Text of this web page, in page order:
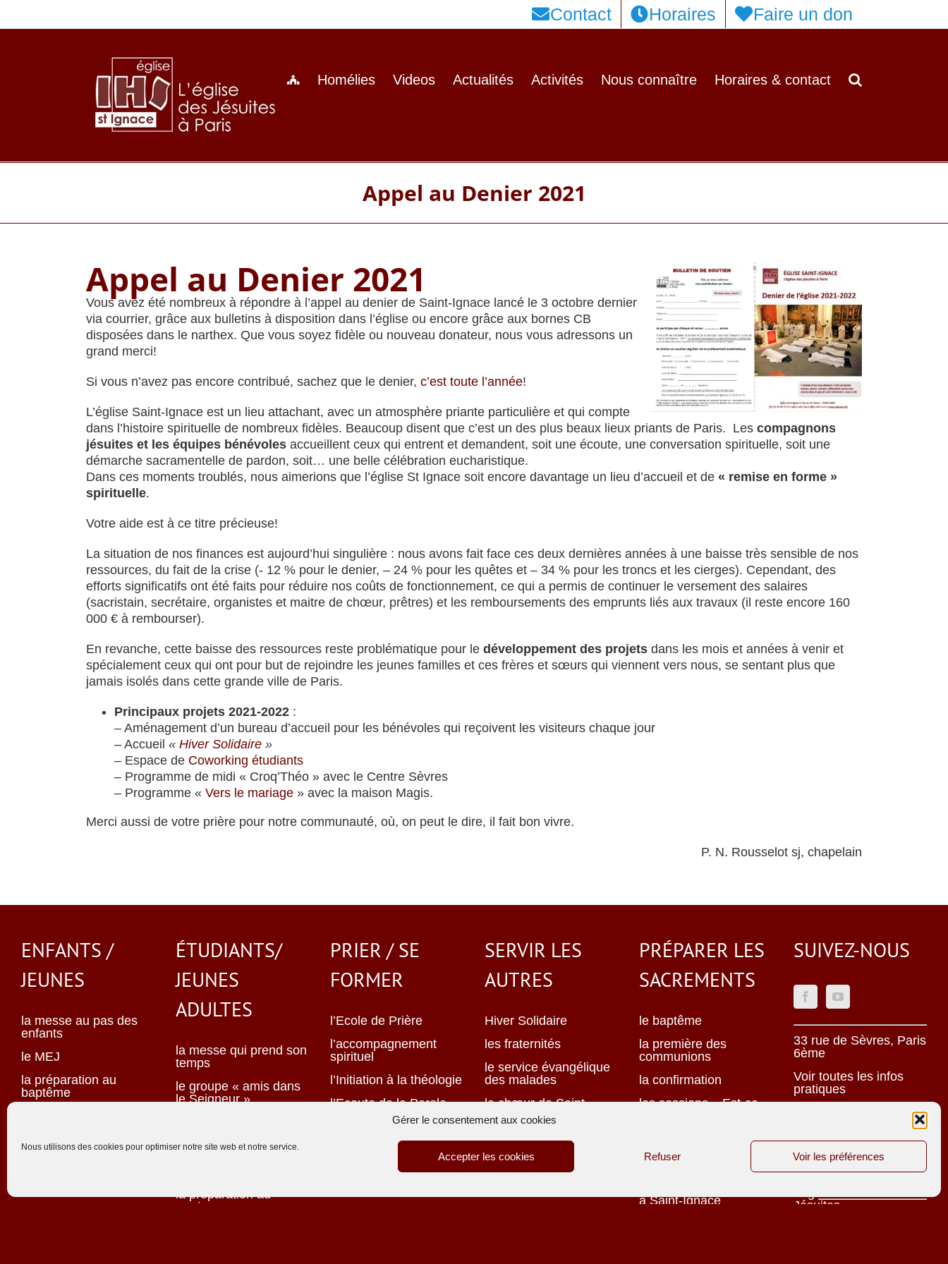
Gérer le consentement aux cookies
Nous utilisons des cookies pour optimiser notre site web et notre service.
Accepter les cookies Refuser Voir les préférences
Contact Horaires Faire un don
Homélies Videos Actualités Activités Nous connaître Horaires & contact
Appel au Denier 2021
Appel au Denier 2021
Vous avez été nombreux à répondre à l’appel au denier de Saint-Ignace lancé le 3 octobre dernier
via courrier, grâce aux bulletins à disposition dans l’église ou encore grâce aux bornes CB
disposées dans le narthex. Que vous soyez fidèle ou nouveau donateur, nous vous adressons un
grand merci!
Si vous n’avez pas encore contribué, sachez que le denier, c’est toute l’année!
L’église Saint-Ignace est un lieu attachant, avec un atmosphère priante particulière et qui compte
dans l’histoire spirituelle de nombreux fidèles. Beaucoup disent que c’est un des plus beaux lieux priants de Paris. Les compagnons
jésuites et les équipes bénévoles accueillent ceux qui entrent et demandent, soit une écoute, une conversation spirituelle, soit une
démarche sacramentelle de pardon, soit… une belle célébration eucharistique.
Dans ces moments troublés, nous aimerions que l’église St Ignace soit encore davantage un lieu d’accueil et de « remise en forme »
spirituelle.
Votre aide est à ce titre précieuse!
La situation de nos finances est aujourd’hui singulière : nous avons fait face ces deux dernières années à une baisse très sensible de nos
ressources, du fait de la crise (- 12 % pour le denier, – 24 % pour les quêtes et – 34 % pour les troncs et les cierges). Cependant, des
efforts significatifs ont été faits pour réduire nos coûts de fonctionnement, ce qui a permis de continuer le versement des salaires
(sacristain, secrétaire, organistes et maitre de chœur, prêtres) et les remboursements des emprunts liés aux travaux (il reste encore 160
000 € à rembourser).
En revanche, cette baisse des ressources reste problématique pour le développement des projets dans les mois et années à venir et
spécialement ceux qui ont pour but de rejoindre les jeunes familles et ces frères et sœurs qui viennent vers nous, se sentant plus que
jamais isolés dans cette grande ville de Paris.
Principaux projets 2021-2022 :
– Aménagement d’un bureau d’accueil pour les bénévoles qui reçoivent les visiteurs chaque jour
– Accueil « Hiver Solidaire »
– Espace de Coworking étudiants
– Programme de midi « Croq’Théo » avec le Centre Sèvres
– Programme « Vers le mariage » avec la maison Magis.
Merci aussi de votre prière pour notre communauté, où, on peut le dire, il fait bon vivre.
P. N. Rousselot sj, chapelain
ENFANTS /
JEUNES
la messe au pas des
enfants
le MEJ
la préparation au
baptême
les servants d’autel
ÉTUDIANTS/
JEUNES
ADULTES
la messe qui prend son
temps
le groupe « amis dans
le Seigneur »
les sessions « Est-ce
la préparation au
mariage
PRIER / SE
FORMER
l’Ecole de Prière
l’accompagnement
spirituel
l’Initiation à la théologie
l’Ecoute de la Parole
le programme
« Préparer ma
Groupe de partage :
SERVIR LES
AUTRES
Hiver Solidaire
les fraternités
le service évangélique
des malades
le chœur de Saint-
Ignace
les équipes d’accueil
de semaine
le service de la
PRÉPARER LES
SACREMENTS
le baptême
la première des
communions
la confirmation
les sessions « Est-ce
vers le sacrement de
mariage
à Saint-Ignace
SUIVEZ-NOUS
33 rue de Sèvres, Paris
6ème
Voir toutes les infos
pratiques
Politique de
confidentialité